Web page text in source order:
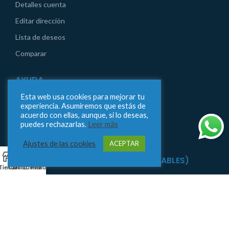
Detalles cuenta
Editar dirección
Lista de deseos
Comparar
AYUDA
Aviso legal
Condiciones generales de compra
ENVÍOS 24/48H (SOLO LABORABLES)
Esta web usa cookies para mejorar tu
experiencia. Asumiremos que estás de
acuerdo con ellas, aunque, si lo deseas,
puedes rechazarlas. Leer más
Ajustes de las cookies ACEPTAR
Carrito
Mi cuenta
Menu